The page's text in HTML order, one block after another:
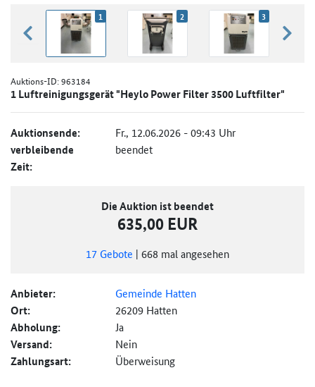
zurück blättern
1 2 3
Auktions-ID:963184
1 Luftreinigungsgerät "Heylo Power Filter 3500 Luftfilter"
Auktionsende: Fr., 12.06.2026 - 09:43 Uhr
verbleibende
Zeit:
beendet
Die Auktion ist beendet
635,00 EUR
17 Gebote | 668 mal angesehen
Anbieter: Gemeinde Hatten
Ort: 26209 Hatten
Abholung: Ja
Versand: Nein
Zahlungsart: Überweisung